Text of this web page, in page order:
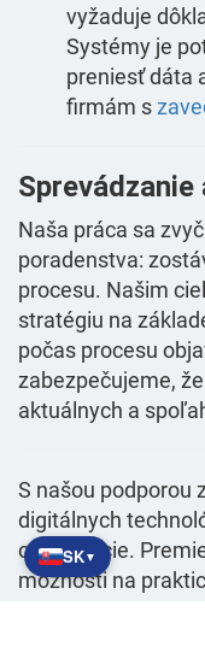
vyžaduje
Systémy je
preniesť dáta
firmám s
Naša práca sa
poradenstva:
procesu. Našim
stratégiu na
počas procesu
zabezpečujeme,
aktuálnych a
S našou podporou
digitálnych
organizácie.
možnosti na
SK▼